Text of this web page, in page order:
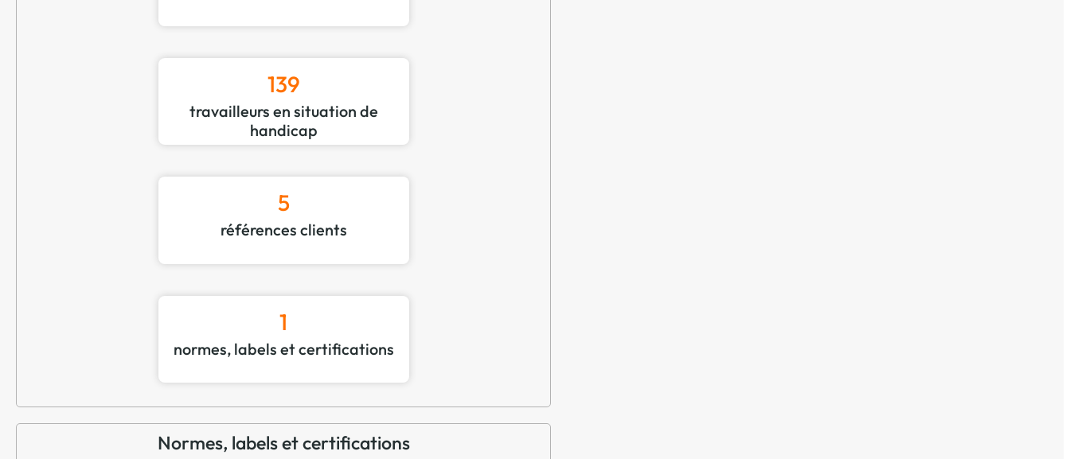
139
travailleurs en situation de
handicap
5
références clients
1
normes, labels et certifications
Normes, labels et certifications